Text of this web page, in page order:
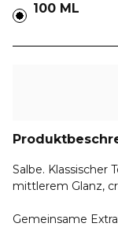
100 ML
Salbe.
mittlerem Glanz,
Gemeinsame